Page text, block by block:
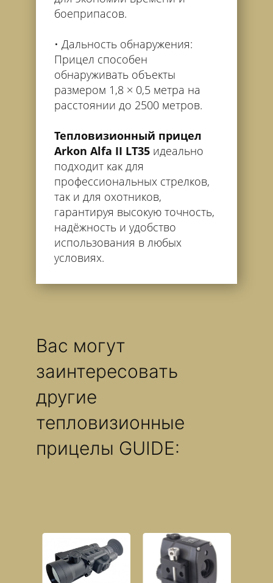
боеприпасов.
Дальность обнаружения:
Прицел способен
обнаруживать объекты
размером 1,8 × 0,5 метра на
расстоянии до 2500 метров.
Тепловизионный прицел
Arkon Alfa II LT35 идеально
подходит как для
профессиональных стрелков,
так и для охотников,
гарантируя высокую точность,
надёжность и удобство
использования в любых
условиях.
Вас могут
заинтересовать
другие
тепловизионные
прицелы GUIDE: